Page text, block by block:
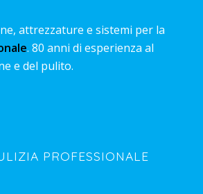
attrezzature e sistemi per la
. 80 anni di esperienza al
e del pulito.
PROFESSIONALE